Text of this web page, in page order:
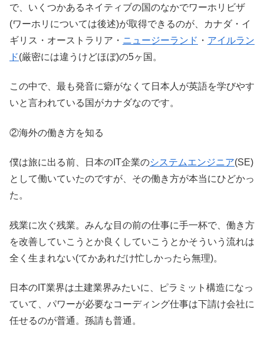
で、いくつかあるネイティブの国のなかでワーホリビザ
(ワーホリについては後述)が取得できるのが、カナダ・イ
ギリス・オーストラリア・ ニュージーランド ・ アイルラン
ド(厳密には違うけどほぼ)の5ヶ国。
この中で、最も発音に癖がなくて日本人が英語を学びやす
いと言われている国がカナダなのです。
②海外の働き方を知る
僕は旅に出る前、日本のIT企業のシステムエンジニア(SE)
として働いていたのですが、その働き方が本当にひどかっ
た。
残業に次ぐ残業。みんな目の前の仕事に手一杯で、働き方
を改善していこうとか良くしていこうとかそういう流れは
全く生まれない(てかあれだけ忙しかったら無理)。
日本のIT業界は土建業界みたいに、ピラミット構造になっ
ていて、パワーが必要なコーディング仕事は下請け会社に
任せるのが普通。孫請も普通。